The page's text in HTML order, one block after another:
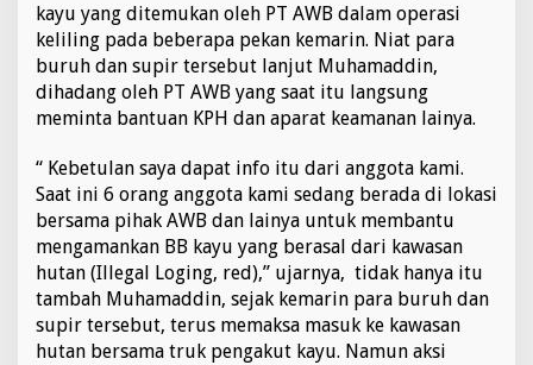
kayu yang ditemukan oleh PT AWB dalam operasi
keliling pada beberapa pekan kemarin. Niat para
buruh dan supir tersebut lanjut Muhamaddin,
dihadang oleh PT AWB yang saat itu langsung
meminta bantuan KPH dan aparat keamanan lainya.
“ Kebetulan saya dapat info itu dari anggota kami.
Saat ini 6 orang anggota kami sedang berada di lokasi
bersama pihak AWB dan lainya untuk membantu
mengamankan BB kayu yang berasal dari kawasan
hutan (Illegal Loging, red),” ujarnya, tidak hanya itu
tambah Muhamaddin, sejak kemarin para buruh dan
supir tersebut, terus memaksa masuk ke kawasan
hutan bersama truk pengakut kayu. Namun aksi